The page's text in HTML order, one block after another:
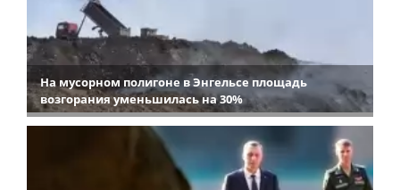
На мусорном полигоне в Энгельсе площадь
возгорания уменьшилась на 30%